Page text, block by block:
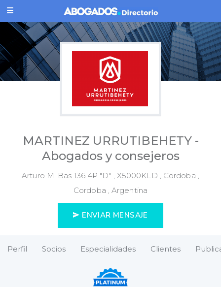
MARTINEZ URRUTIBEHETY -
Abogados y consejeros
Arturo M. Bas 136 4P "D" , X5000KLD , Cordoba ,
Cordoba , Argentina
ENVIAR MENSAJE
Perfil Socios Especialidades Clientes